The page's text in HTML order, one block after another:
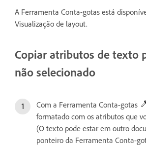
A Ferramenta Conta-gotas está
Visualização de layout.
Copiar atributos de texto
não selecionado
Com a Ferramenta Conta-gotas
formatado com os atributos que
(O texto pode estar em outro
ponteiro da Ferramenta Conta-